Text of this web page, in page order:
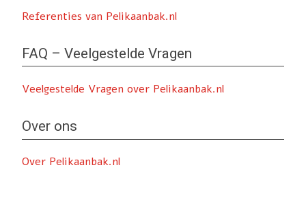
Referenties van Pelikaanbak.nl
FAQ – Veelgestelde Vragen
Veelgestelde Vragen over Pelikaanbak.nl
Over ons
Over Pelikaanbak.nl